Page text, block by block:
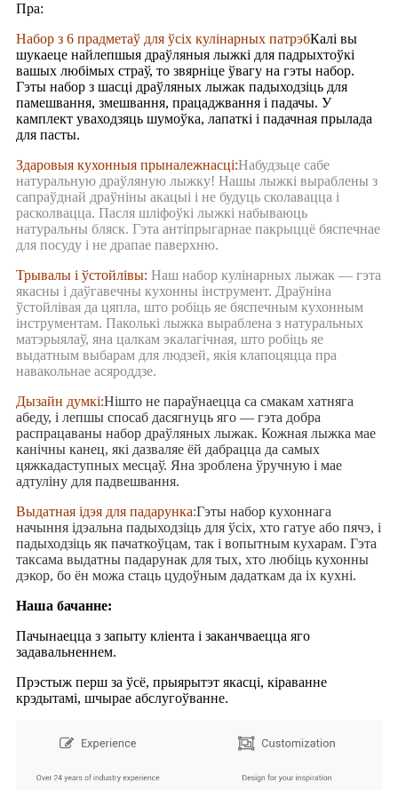
Пра:
Набор з 6 прадметаў для ўсіх кулінарных патрэбКалі вы
шукаеце найлепшыя драўляныя лыжкі для падрыхтоўкі
вашых любімых страў, то звярніце ўвагу на гэты набор.
Гэты набор з шасці драўляных лыжак падыходзіць для
памешвання, змешвання, працаджвання і падачы. У
камплект уваходзяць шумоўка, лапаткі і падачная прылада
для пасты.
Здаровыя кухонныя прыналежнасці:Набудзьце сабе
натуральную драўляную лыжку! Нашы лыжкі выраблены з
сапраўднай драўніны акацыі і не будуць сколавацца і
расколвацца. Пасля шліфоўкі лыжкі набываюць
натуральны бляск. Гэта антіпрыгарнае пакрыццё бяспечнае
для посуду і не драпае паверхню.
Трывалы і ўстойлівы: Наш набор кулінарных лыжак — гэта
якасны і даўгавечны кухонны інструмент. Драўніна
ўстойлівая да цяпла, што робіць яе бяспечным кухонным
інструментам. Паколькі лыжка выраблена з натуральных
матэрыялаў, яна цалкам экалагічная, што робіць яе
выдатным выбарам для людзей, якія клапоцяцца пра
навакольнае асяроддзе.
Дызайн думкі:Нішто не параўнаецца са смакам хатняга
абеду, і лепшы спосаб дасягнуць яго — гэта добра
распрацаваны набор драўляных лыжак. Кожная лыжка мае
канічны канец, які дазваляе ёй дабрацца да самых
цяжкадаступных месцаў. Яна зроблена ўручную і мае
адтуліну для падвешвання.
Выдатная ідэя для падарунка:Гэты набор кухоннага
начыння ідэальна падыходзіць для ўсіх, хто гатуе або пячэ, і
падыходзіць як пачаткоўцам, так і вопытным кухарам. Гэта
таксама выдатны падарунак для тых, хто любіць кухонны
дэкор, бо ён можа стаць цудоўным дадаткам да іх кухні.
Наша бачанне:
Пачынаецца з запыту кліента і заканчваецца яго
задавальненнем.
Прэстыж перш за ўсё, прыярытэт якасці, кіраванне
крэдытамі, шчырае абслугоўванне.